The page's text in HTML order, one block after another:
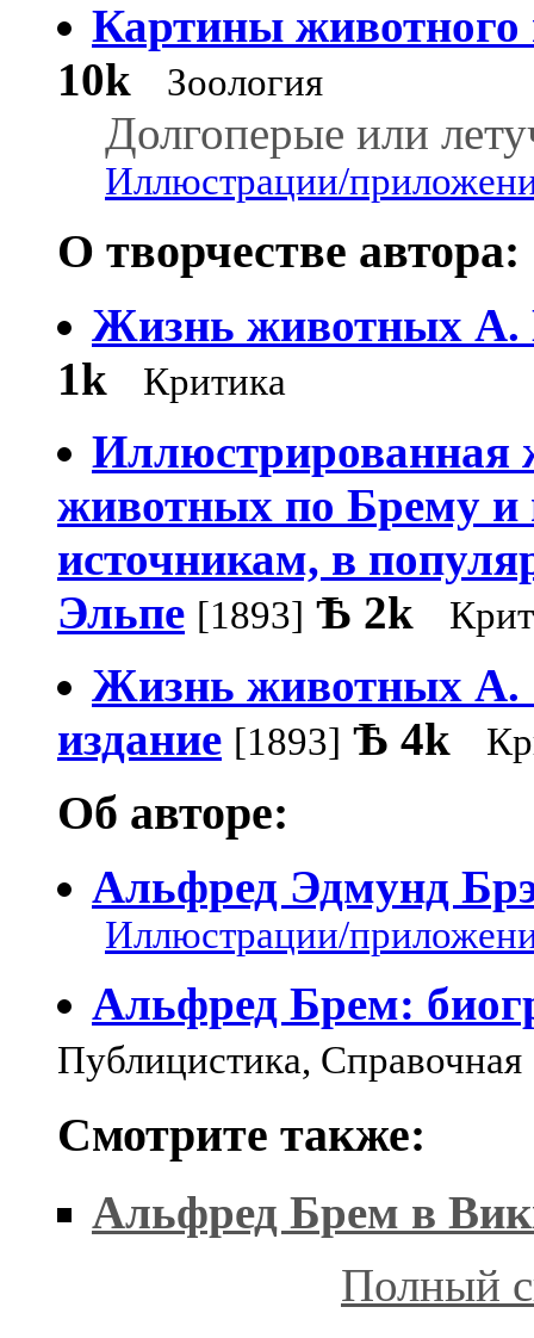
Картины
10k
Зоология
Долгоперые или
Иллюстрации/
О творчестве автора:
Жизнь животных А.
1k
Критика
Иллюстрированная
животных по Брему и
источникам, в
Эльпе [1893] Ѣ 2k
Жизнь животных А.
издание [1893] Ѣ 4k
Об авторе:
Альфред Эдмунд
Иллюстрации/
Альфред Брем:
Публицистика, Справочная
Смотрите также:
Альфред Брем в
Полный